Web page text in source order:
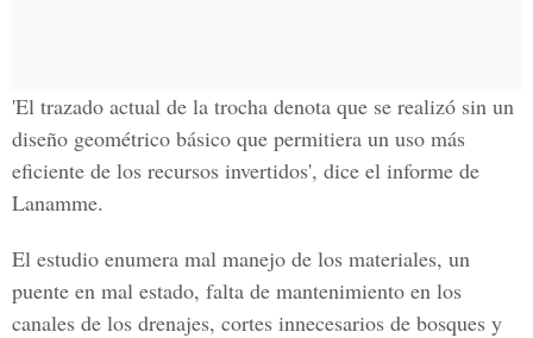
'El trazado actual de la trocha denota que se realizó sin un
diseño geométrico básico que permitiera un uso más
eficiente de los recursos invertidos', dice el informe de
Lanamme.
El estudio enumera mal manejo de los materiales, un
puente en mal estado, falta de mantenimiento en los
canales de los drenajes, cortes innecesarios de bosques y